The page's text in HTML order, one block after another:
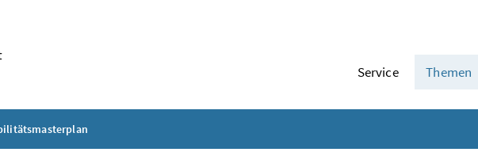
Service Themen